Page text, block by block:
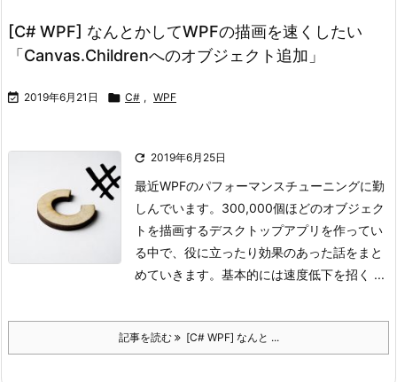
[C# WPF] なんとかしてWPFの描画を速くしたい
「Canvas.Childrenへのオブジェクト追加」
 2019年6月21日  C# , WPF
 2019年6月25日
最近WPFのパフォーマンスチューニングに勤
しんでいます。 300,000個ほどのオブジェク
トを描画するデスクトップアプリを作ってい
る中で、役に立ったり効果のあった話をまと
めていきます。 基本的には速度低下を招く ...
記事を読む [C# WPF] なんと ...